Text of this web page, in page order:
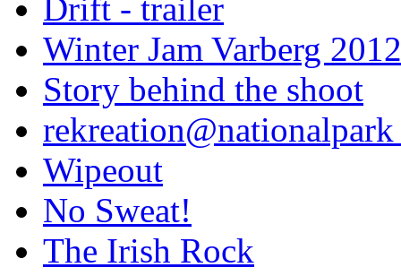
Drift - trailer
Winter Jam Varberg 2012
Story behind the shoot
rekreation@nationalpark
Wipeout
No Sweat!
The Irish Rock